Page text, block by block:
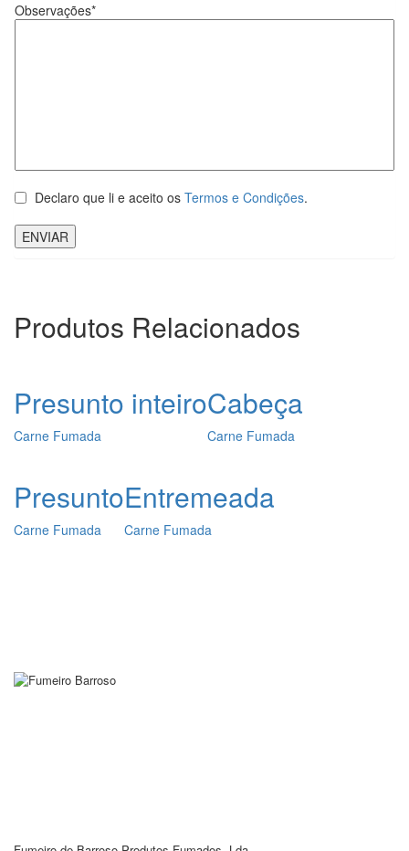
Observações*
Declaro que li e aceito os Termos e Condições.
Produtos Relacionados
Presunto inteiro
Carne Fumada
Cabeça
Carne Fumada
Presunto
Carne Fumada
Entremeada
Carne Fumada